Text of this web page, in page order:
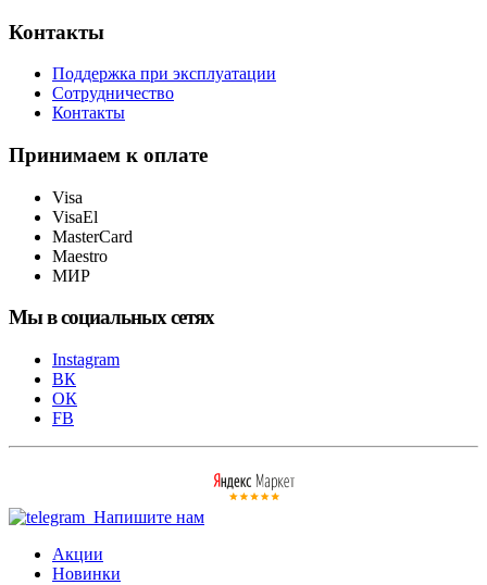
Контакты
Поддержка при эксплуатации
Сотрудничество
Контакты
Принимаем к оплате
Visa
VisaEl
MasterCard
Maestro
МИР
Мы в социальных сетях
Instagram
ВК
ОК
FB
Напишите нам
Акции
Новинки